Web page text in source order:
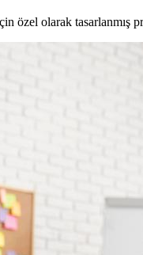
özel olarak tasarlanmış